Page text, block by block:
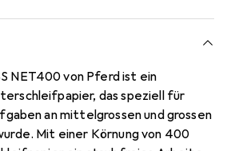
NET400 von Pferd ist ein
das speziell für
an mittelgrossen und grossen
Mit einer Körnung von 400